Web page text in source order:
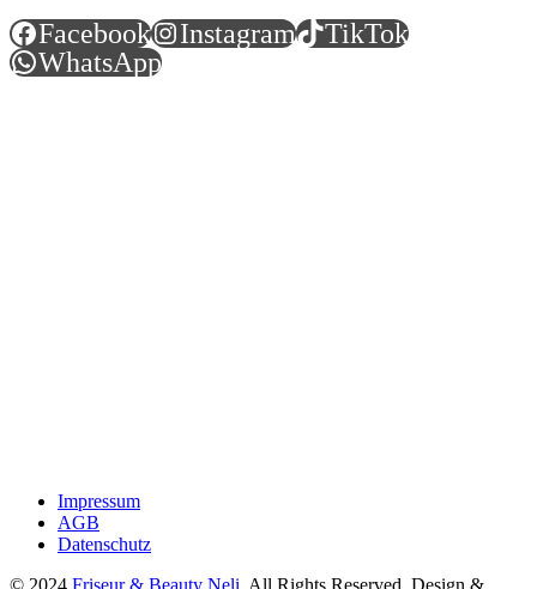
Facebook Instagram
TikTok
WhatsApp
Impressum
AGB
Datenschutz
© 2024 Friseur & Beauty Neli . All Rights Reserved. Design &